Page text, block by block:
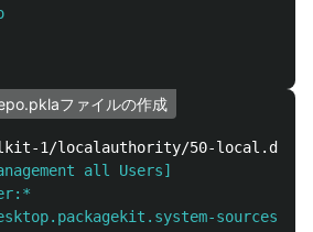
ファイルの作成
1/localauthority/50-local.d/46-
all Users]
sources-